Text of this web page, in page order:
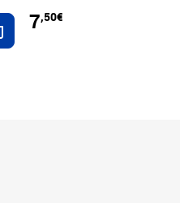
Ajouter au panier
7,50€